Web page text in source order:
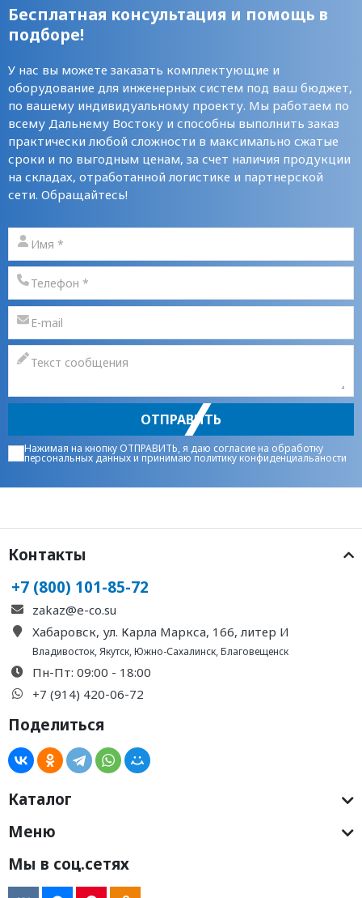
Бесплатная консультация и помощь в
подборе!
У нас вы можете заказать комплектующие и
оборудование для инженерных систем под ваш бюджет,
по вашему индивидуальному проекту. Мы работаем по
всему Дальнему Востоку и способны выполнить заказ
практически любой сложности в максимально сжатые
сроки и по выгодным ценам, за счет наличия продукции
на складах, отработанной логистике и партнерской
сети. Обращайтесь!
ОТПРАВИТЬ
Нажимая на кнопку ОТПРАВИТЬ, я даю согласие на обработку
персональных данныхи принимаюполитику конфиденциальаности
Контакты
+7 (800) 101-85-72
zakaz@e-co.su
Хабаровск, ул. Карла Маркса, 166, литер И
Владивосток,Якутск,Южно-Сахалинск,Благовещенск
Пн-Пт: 09:00 - 18:00
+7 (914) 420-06-72
Поделиться
Каталог
Меню
Мы в соц.сетях